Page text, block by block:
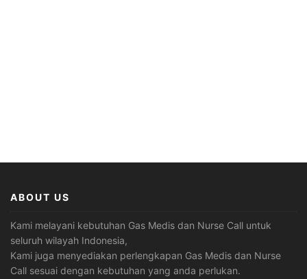
ABOUT US
Kami melayani kebutuhan Gas Medis dan Nurse Call untuk
seluruh wilayah Indonesia,
Kami juga menyediakan perlengkapan Gas Medis dan Nurse
Call sesuai dengan kebutuhan yang anda perlukan.